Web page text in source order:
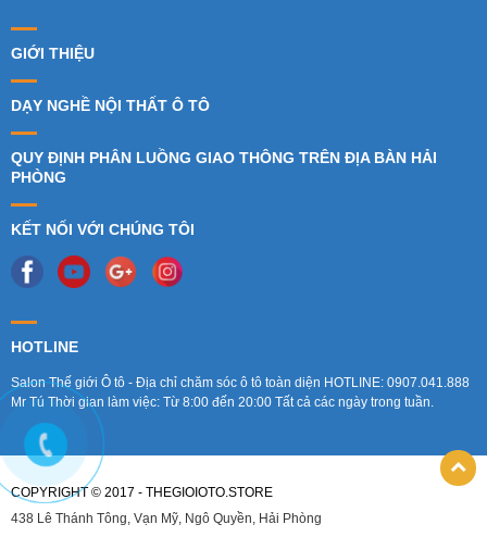
GIỚI THIỆU
DẠY NGHỀ NỘI THẤT Ô TÔ
QUY ĐỊNH PHÂN LUỒNG GIAO THÔNG TRÊN ĐỊA BÀN HẢI
PHÒNG
KẾT NỐI VỚI CHÚNG TÔI
HOTLINE
Salon Thế giới Ô tô - Địa chỉ chăm sóc ô tô toàn diện HOTLINE: 0907.041.888
Mr Tú Thời gian làm việc: Từ 8:00 đến 20:00 Tất cả các ngày trong tuần.
COPYRIGHT © 2017 - THEGIOIOTO.STORE
438 Lê Thánh Tông, Vạn Mỹ, Ngô Quyền, Hải Phòng